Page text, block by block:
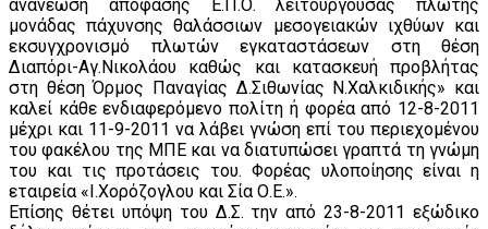
ανανέωση απόφασης Ε.Π.Ο. λειτουργούσας πλωτής
μονάδας πάχυνσης θαλάσσιων μεσογειακών ιχθύων και
εκσυγχρονισμό πλωτών εγκαταστάσεων στη θέση
Διαπόρι-Αγ.Νικολάου καθώς και κατασκευή προβλήτας
στη θέση Όρμος Παναγίας Δ.Σιθωνίας Ν.Χαλκιδικής» και
καλεί κάθε ενδιαφερόμενο πολίτη ή φορέα από 12-8-2011
μέχρι και 11-9-2011 να λάβει γνώση επί του περιεχομένου
του φακέλου της ΜΠΕ και να διατυπώσει γραπτά τη γνώμη
του και τις προτάσεις του. Φορέας υλοποίησης είναι η
εταιρεία «Ι.Χορόζογλου και Σία Ο.Ε.».
Επίσης θέτει υπόψη του Δ.Σ. την από 23-8-2011 εξώδικο